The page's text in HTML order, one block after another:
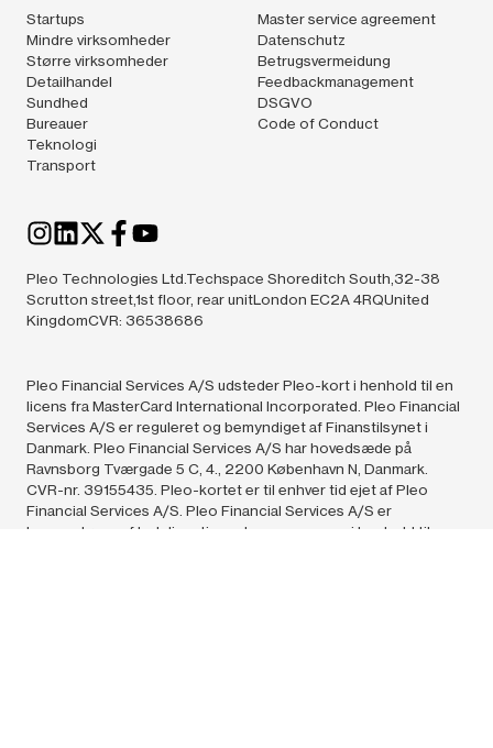
Startups
Mindre virksomheder
Større virksomheder
Detailhandel
Sundhed
Bureauer
Teknologi
Transport
Master service agreement
Datenschutz
Betrugsvermeidung
Feedbackmanagement
DSGVO
Code of Conduct
Pleo Technologies Ltd.Techspace Shoreditch South,32-38
Scrutton street,1st floor, rear unitLondon EC2A 4RQUnited
KingdomCVR: 36538686
Pleo Financial Services A/S udsteder Pleo-kort i henhold til en
licens fra MasterCard International Incorporated. Pleo Financial
Services A/S er reguleret og bemyndiget af Finanstilsynet i
Danmark. Pleo Financial Services A/S har hovedsæde på
Ravnsborg Tværgade 5 C, 4., 2200 København N, Danmark.
CVR-nr. 39155435. Pleo-kortet er til enhver tid ejet af Pleo
Financial Services A/S. Pleo Financial Services A/S er
leverandøren af betalingstjenester og e-penge i henhold til